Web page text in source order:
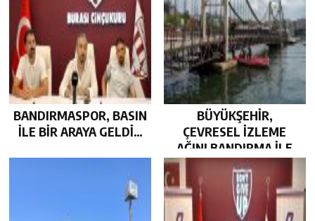
BANDIRMASPOR, BASIN
İLE BİR ARAYA GELDİ…
BÜYÜKŞEHİR,
ÇEVRESEL İZLEME
AĞINI BANDIRMA İLE
GÜÇLENDİRDİ…